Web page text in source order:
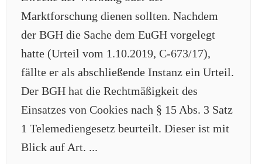
Marktforschung dienen sollten. Nachdem
der BGH die Sache dem EuGH vorgelegt
hatte (Urteil vom 1.10.2019, C-673/17),
fällte er als abschließende Instanz ein Urteil.
Der BGH hat die Rechtmäßigkeit des
Einsatzes von Cookies nach § 15 Abs. 3 Satz
1 Telemediengesetz beurteilt. Dieser ist mit
Blick auf Art. ...